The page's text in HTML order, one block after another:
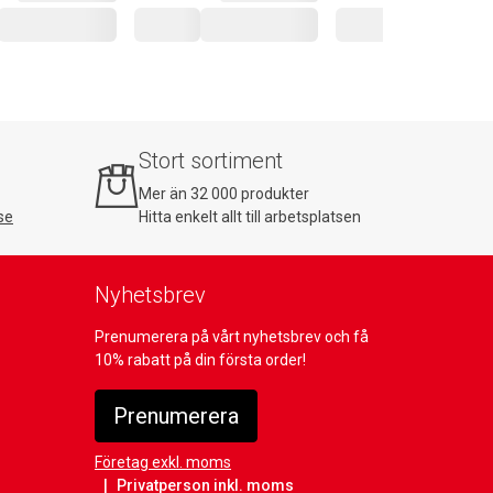
Stort sortiment
Mer än 32 000 produkter
Hitta enkelt allt till arbetsplatsen
Nyhetsbrev
Prenumerera på vårt nyhetsbrev och få
10% rabatt på din första order!
Prenumerera
Företag exkl. moms
Privatperson inkl. moms